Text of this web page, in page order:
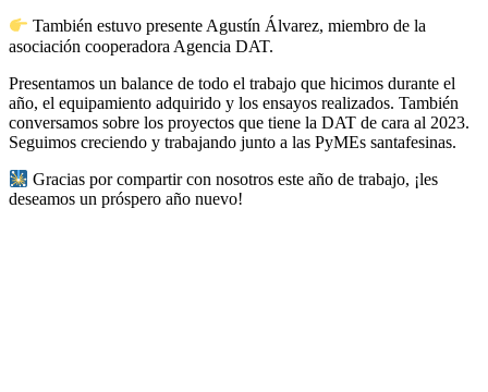
También estuvo presente Agustín Álvarez, miembro de la
asociación cooperadora Agencia DAT.
Presentamos un balance de todo el trabajo que hicimos durante el
año, el equipamiento adquirido y los ensayos realizados. También
conversamos sobre los proyectos que tiene la DAT de cara al 2023.
Seguimos creciendo y trabajando junto a las PyMEs santafesinas.
Gracias por compartir con nosotros este año de trabajo, ¡les
deseamos un próspero año nuevo!